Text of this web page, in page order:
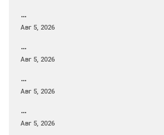
…
Авг 5, 2026
…
Авг 5, 2026
…
Авг 5, 2026
…
Авг 5, 2026